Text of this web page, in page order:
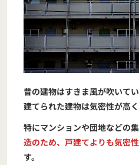
昔の建物はすきま風が吹いて
建てられた建物は気密性が高く
特にマンションや団地などの
造のため、戸建てよりも気密
す。